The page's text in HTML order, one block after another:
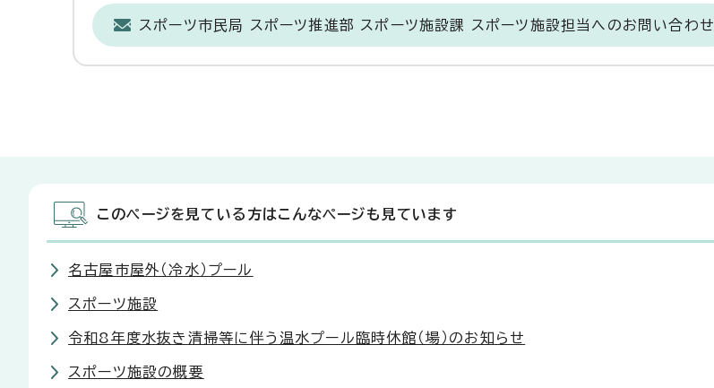
スポーツ市民局 スポーツ推進部 スポーツ施設課 スポーツ施設担当へのお問い合わせ
このページを見ている方はこんなページも見ています
名古屋市屋外（冷水）プール
スポーツ施設
令和8年度水抜き清掃等に伴う温水プール臨時休館（場）のお知らせ
スポーツ施設の概要